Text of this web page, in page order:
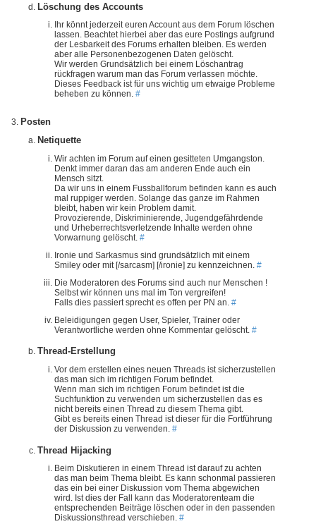
Löschung des Accounts
Ihr könnt jederzeit euren Account aus dem Forum löschen
lassen. Beachtet hierbei aber das eure Postings aufgrund
der Lesbarkeit des Forums erhalten bleiben. Es werden
aber alle Personenbezogenen Daten gelöscht.
Wir werden Grundsätzlich bei einem Löschantrag
rückfragen warum man das Forum verlassen möchte.
Dieses Feedback ist für uns wichtig um etwaige Probleme
beheben zu können. #
Posten
Netiquette
Wir achten im Forum auf einen gesitteten Umgangston.
Denkt immer daran das am anderen Ende auch ein
Mensch sitzt.
Da wir uns in einem Fussballforum befinden kann es auch
mal ruppiger werden. Solange das ganze im Rahmen
bleibt, haben wir kein Problem damit.
Provozierende, Diskriminierende, Jugendgefährdende
und Urheberrechtsverletzende Inhalte werden ohne
Vorwarnung gelöscht. #
Ironie und Sarkasmus sind grundsätzlich mit einem
Smiley oder mit [/sarcasm] [/ironie] zu kennzeichnen. #
Die Moderatoren des Forums sind auch nur Menschen !
Selbst wir können uns mal im Ton vergreifen!
Falls dies passiert sprecht es offen per PN an. #
Beleidigungen gegen User, Spieler, Trainer oder
Verantwortliche werden ohne Kommentar gelöscht. #
Thread-Erstellung
Vor dem erstellen eines neuen Threads ist sicherzustellen
das man sich im richtigen Forum befindet.
Wenn man sich im richtigen Forum befindet ist die
Suchfunktion zu verwenden um sicherzustellen das es
nicht bereits einen Thread zu diesem Thema gibt.
Gibt es bereits einen Thread ist dieser für die Fortführung
der Diskussion zu verwenden. #
Thread Hijacking
Beim Diskutieren in einem Thread ist darauf zu achten
das man beim Thema bleibt. Es kann schonmal passieren
das ein bei einer Diskussion vom Thema abgewichen
wird. Ist dies der Fall kann das Moderatorenteam die
entsprechenden Beiträge löschen oder in den passenden
Diskussionsthread verschieben. #